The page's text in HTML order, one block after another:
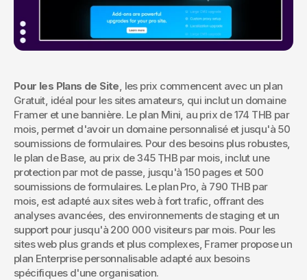
Pour les Plans de Site , les prix commencent avec un plan
Gratuit, idéal pour les sites amateurs, qui inclut un domaine
Framer et une bannière. Le plan Mini, au prix de 174 THB par
mois, permet d'avoir un domaine personnalisé et jusqu'à 50
soumissions de formulaires. Pour des besoins plus robustes,
le plan de Base, au prix de 345 THB par mois, inclut une
protection par mot de passe, jusqu'à 150 pages et 500
soumissions de formulaires. Le plan Pro, à 790 THB par
mois, est adapté aux sites web à fort trafic, offrant des
analyses avancées, des environnements de staging et un
support pour jusqu'à 200 000 visiteurs par mois. Pour les
sites web plus grands et plus complexes, Framer propose un
plan Enterprise personnalisable adapté aux besoins
spécifiques d'une organisation.